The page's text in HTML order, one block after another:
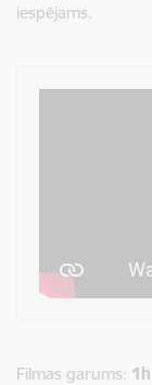
iespējams.
Filmas garums: